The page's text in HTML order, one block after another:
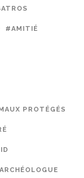
#AMITIÉ
PROTÉGÉS